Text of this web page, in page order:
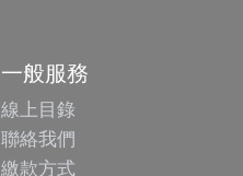
一般服務
線上目錄
聯絡我們
繳款方式